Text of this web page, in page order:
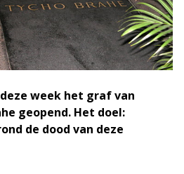
week het graf van
geopend. Het doel:
de dood van deze